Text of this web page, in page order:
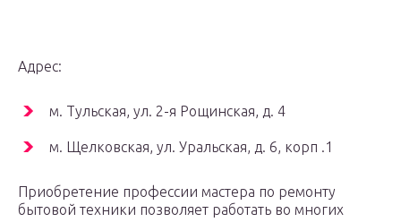
Адрес:
м. Тульская, ул. 2-я Рощинская, д. 4
м. Щелковская, ул. Уральская, д. 6, корп .1
Приобретение профессии мастера по ремонту
бытовой техники позволяет работать во многих